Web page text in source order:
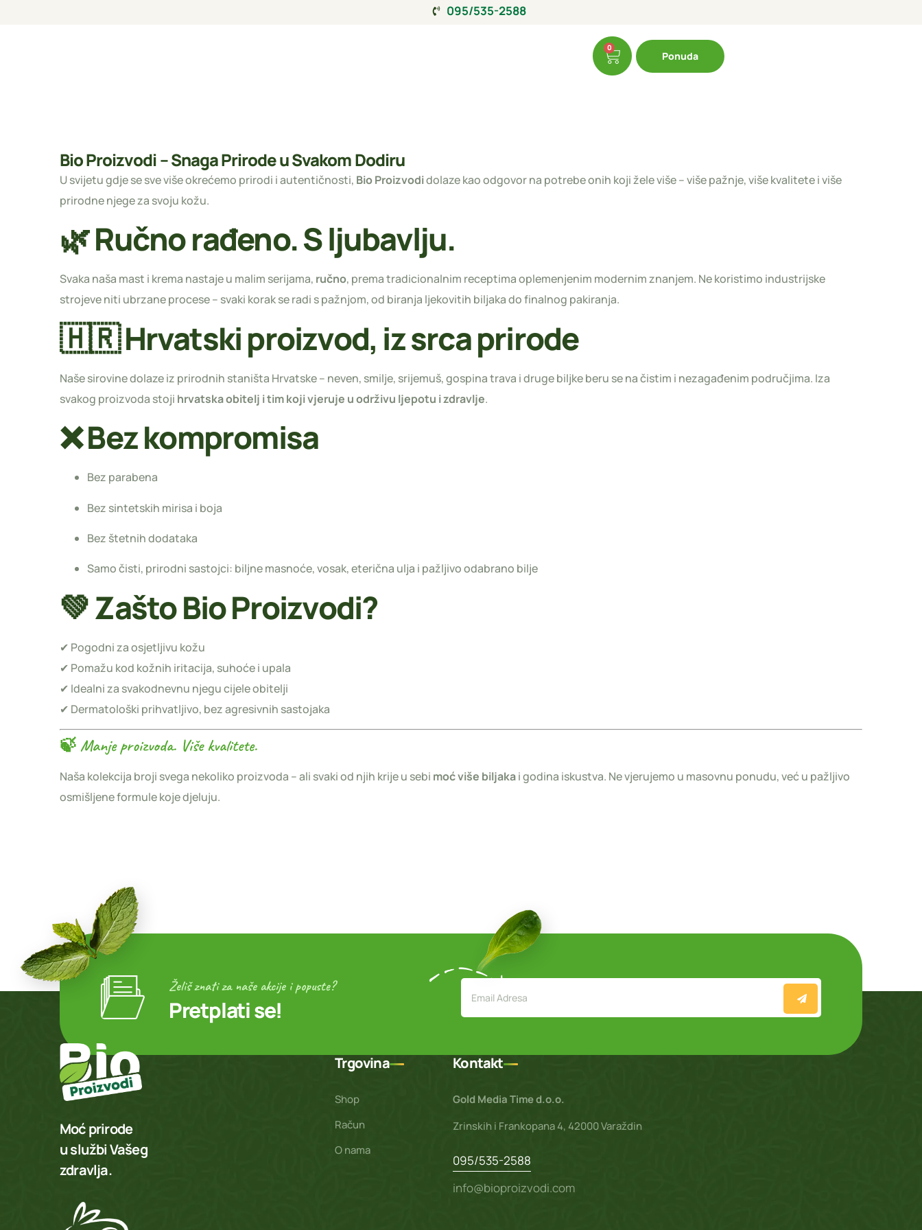
095/535-2588
0
Ponuda
Bio Proizvodi – Snaga Prirode u Svakom Dodiru
U svijetu gdje se sve više okrećemo prirodi i autentičnosti, Bio Proizvodidolaze kao odgovor na potrebe onih koji žele više – više pažnje, više kvalitete i više
prirodne njege za svoju kožu.
🌿 Ručno rađeno. S ljubavlju.
Svaka naša mast i krema nastaje u malim serijama, ručno, prema tradicionalnim receptima oplemenjenim modernim znanjem. Ne koristimo industrijske
strojeve niti ubrzane procese – svaki korak se radi s pažnjom, od biranja ljekovitih biljaka do finalnog pakiranja.
🇭🇷 Hrvatski proizvod, iz srca prirode
Naše sirovine dolaze iz prirodnih staništa Hrvatske – neven, smilje, srijemuš, gospina trava i druge biljke beru se na čistim i nezagađenim područjima. Iza
svakog proizvoda stoji hrvatska obitelj i tim koji vjeruje u održivu ljepotu i zdravlje.
❌ Bez kompromisa
Bez parabena
Bez sintetskih mirisa i boja
Bez štetnih dodataka
Samo čisti, prirodni sastojci: biljne masnoće, vosak, eterična ulja i pažljivo odabrano bilje
💚 Zašto Bio Proizvodi?
✔ Pogodni za osjetljivu kožu
✔ Pomažu kod kožnih iritacija, suhoće i upala
✔ Idealni za svakodnevnu njegu cijele obitelji
✔ Dermatološki prihvatljivo, bez agresivnih sastojaka
🍃 Manje proizvoda. Više kvalitete.
Naša kolekcija broji svega nekoliko proizvoda – ali svaki od njih krije u sebi moć više biljakai godina iskustva. Ne vjerujemo u masovnu ponudu, već u pažljivo
osmišljene formule koje djeluju.
Želiš znati za naše akcije i popuste?
Pretplati se!
Moć prirode
u službi Vašeg
zdravlja.
Trgovina
Shop
Račun
O nama
Kontakt
Gold Media Time d.o.o.
Zrinskih i Frankopana 4, 42000 Varaždin
095/535-2588
info@bioproizvodi.com